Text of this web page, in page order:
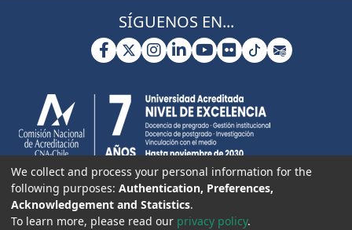
SÍGUENOS EN...
We collect and process your personal information for the
following purposes: Authentication, Preferences,
Acknowledgement and Statistics.
To learn more, please read our privacy policy.